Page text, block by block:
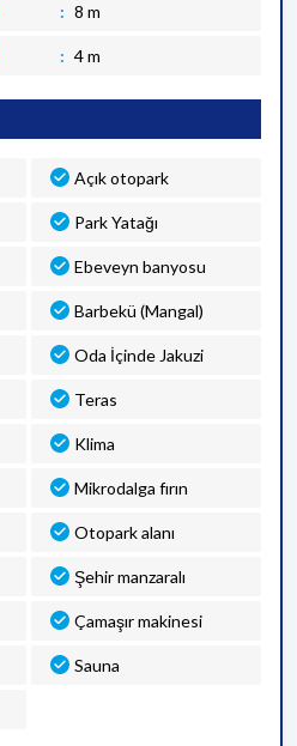
8 m
4 m
Açık otopark
Park Yatağı
Ebeveyn banyosu
Barbekü (Mangal)
Oda İçinde Jakuzi
Teras
Klima
Mikrodalga fırın
Otopark alanı
Şehir manzaralı
Çamaşır makinesi
Sauna